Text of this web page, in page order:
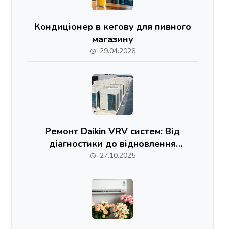
Кондиціонер в кегову для пивного
магазину
29.04.2026
Ремонт Daikin VRV систем: Від
діагностики до відновлення
ідеального клімату
27.10.2025